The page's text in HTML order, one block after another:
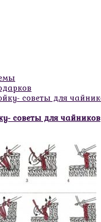
советы для чайников